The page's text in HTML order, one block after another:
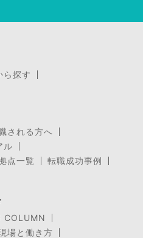
ら探す
される方へ
ル
点一覧
転職成功事例
COLUMN
場と働き方